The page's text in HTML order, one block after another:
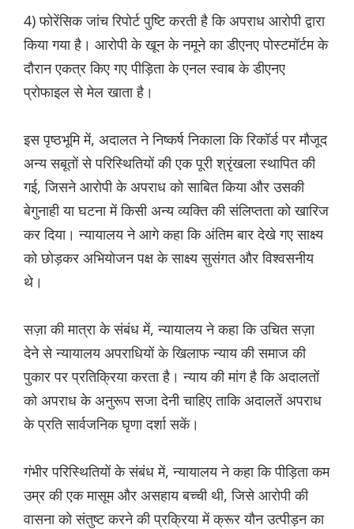
4) फोरेंसिक जांच रिपोर्ट पुष्टि करती है कि अपराध आरोपी द्वारा
किया गया है। आरोपी के खून के नमूने का डीएनए पोस्टमॉर्टम के
दौरान एकत्र किए गए पीड़िता के एनल स्वाब के डीएनए
प्रोफाइल से मेल खाता है।
इस पृष्ठभूमि में, अदालत ने निष्कर्ष निकाला कि रिकॉर्ड पर मौजूद
अन्य सबूतों से परिस्थितियों की एक पूरी श्रृंखला स्थापित की
गई, जिसने आरोपी के अपराध को साबित किया और उसकी
बेगुनाही या घटना में किसी अन्य व्यक्ति की संलिप्तता को खारिज
कर दिया। न्यायालय ने आगे कहा कि अंतिम बार देखे गए साक्ष्य
को छोड़कर अभियोजन पक्ष के साक्ष्य सुसंगत और विश्वसनीय
थे।
सज़ा की मात्रा के संबंध में, न्यायालय ने कहा कि उचित सज़ा
देने से न्यायालय अपराधियों के खिलाफ न्याय की समाज की
पुकार पर प्रतिक्रिया करता है। न्याय की मांग है कि अदालतों
को अपराध के अनुरूप सजा देनी चाहिए ताकि अदालतें अपराध
के प्रति सार्वजनिक घृणा दर्शा सकें।
गंभीर परिस्थितियों के संबंध में, न्यायालय ने कहा कि पीड़िता कम
उम्र की एक मासूम और असहाय बच्ची थी, जिसे आरोपी की
वासना को संतुष्ट करने की प्रक्रिया में क्रूर यौन उत्पीड़न का